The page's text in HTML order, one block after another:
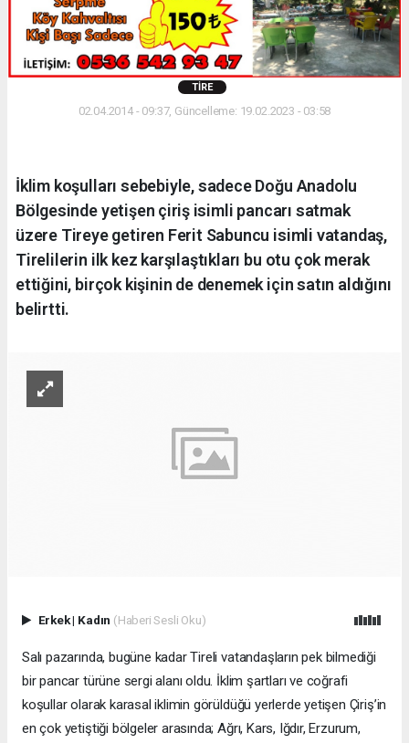
TIRE
02.04.2014 - 09:37, Güncelleme: 19.02.2023 - 03:58
İklim koşulları sebebiyle, sadece Doğu Anadolu
Bölgesinde yetişen çiriş isimli pancarı satmak
üzere Tireye getiren Ferit Sabuncu isimli vatandaş,
Tirelilerin ilk kez karşılaştıkları bu otu çok merak
ettiğini, birçok kişinin de denemek için satın aldığını
belirtti.
Erkek| Kadın (Haberi Sesli Oku)
Salı pazarında, bugüne kadar Tireli vatandaşların pek bilmediği
bir pancar türüne sergi alanı oldu. İklim şartları ve coğrafi
koşullar olarak karasal iklimin görüldüğü yerlerde yetişen Çiriş’in
en çok yetiştiği bölgeler arasında; Ağrı, Kars, Iğdır, Erzurum,